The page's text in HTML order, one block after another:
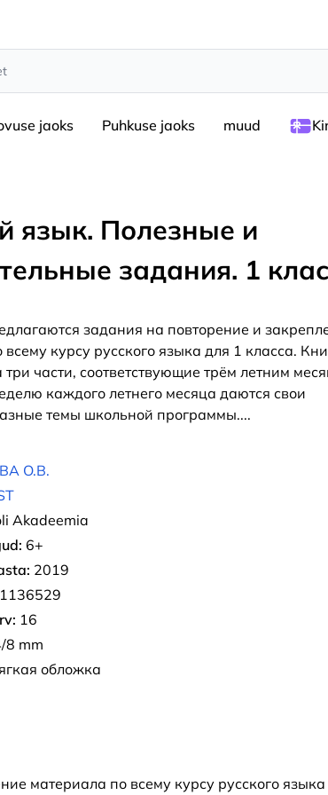
jaoks Puhkuse jaoks muud
язык. Полезные и
задания. 1
задания на повторение и
курсу русского языка для 1 класса.
части, соответствующие трём летним
каждого летнего месяца даются свои
темы школьной программы....
О.В.
Akadeemia
6+
2019
16
8 mm
обложка
материала по всему курсу русского